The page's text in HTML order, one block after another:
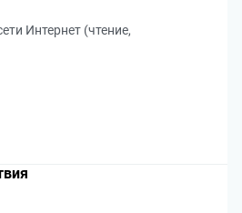
Интернет (чтение,